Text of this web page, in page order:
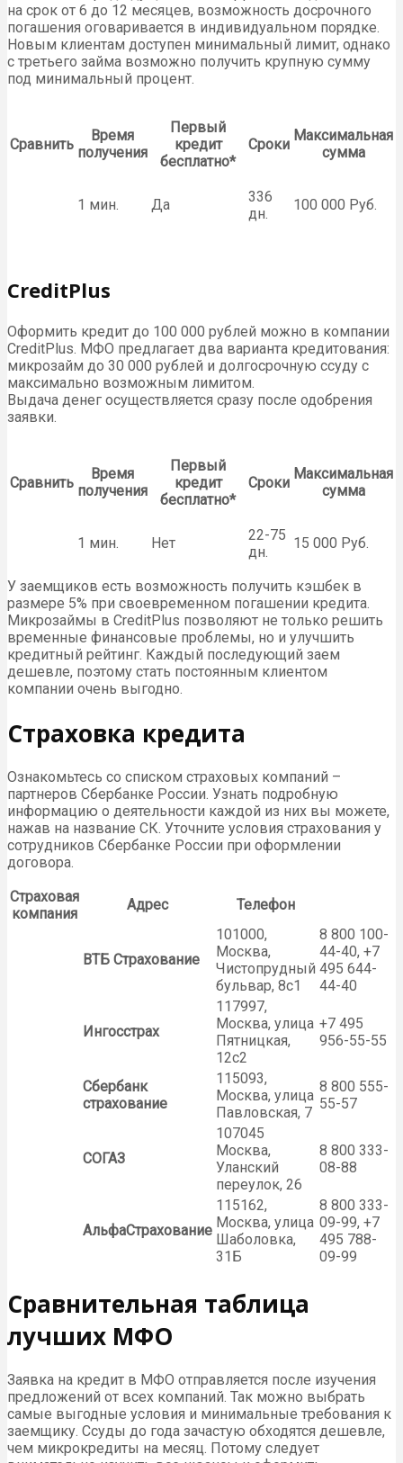
на срок от 6 до 12 месяцев, возможность досрочного
погашения оговаривается в индивидуальном порядке.
Новым клиентам доступен минимальный лимит, однако
с третьего займа возможно получить крупную сумму
под минимальный процент.
Сравнить
Время
получения
Первый
кредит
бесплатно*
Сроки
Максимальная
сумма
1 мин. Да
336
дн.
100 000 Руб.
CreditPlus
Оформить кредит до 100 000 рублей можно в компании
CreditPlus. МФО предлагает два варианта кредитования:
микрозайм до 30 000 рублей и долгосрочную ссуду с
максимально возможным лимитом.
Выдача денег осуществляется сразу после одобрения
заявки.
Сравнить
Время
получения
Первый
кредит
бесплатно*
Сроки
Максимальная
сумма
1 мин. Нет
22-75
дн.
15 000 Руб.
У заемщиков есть возможность получить кэшбек в
размере 5% при своевременном погашении кредита.
Микрозаймы в CreditPlus позволяют не только решить
временные финансовые проблемы, но и улучшить
кредитный рейтинг. Каждый последующий заем
дешевле, поэтому стать постоянным клиентом
компании очень выгодно.
Страховка кредита
Ознакомьтесь со списком страховых компаний –
партнеров Сбербанке России. Узнать подробную
информацию о деятельности каждой из них вы можете,
нажав на название СК. Уточните условия страхования у
сотрудников Сбербанке России при оформлении
договора.
Страховая
компания
Адрес Телефон
ВТБ Страхование
101000,
Москва,
Чистопрудный
бульвар, 8с1
8 800 100-
44-40, +7
495 644-
44-40
Ингосстрах
117997,
Москва, улица
Пятницкая,
12с2
+7 495
956-55-55
Сбербанк
страхование
115093,
Москва, улица
Павловская, 7
8 800 555-
55-57
СОГАЗ
107045
Москва,
Уланский
переулок, 26
8 800 333-
08-88
АльфаСтрахование
115162,
Москва, улица
Шаболовка,
31Б
8 800 333-
09-99, +7
495 788-
09-99
Сравнительная таблица
лучших МФО
Заявка на кредит в МФО отправляется после изучения
предложений от всех компаний. Так можно выбрать
самые выгодные условия и минимальные требования к
заемщику. Ссуды до года зачастую обходятся дешевле,
чем микрокредиты на месяц. Потому следует